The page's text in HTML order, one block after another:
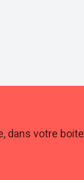
dans votre boite